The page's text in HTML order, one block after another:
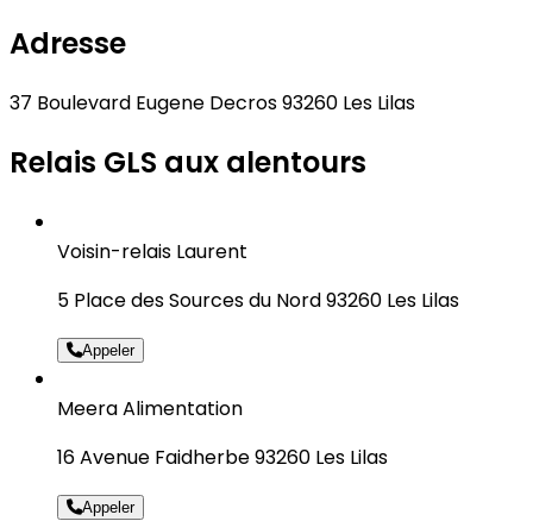
Adresse
37 Boulevard Eugene Decros 93260 Les Lilas
Relais GLS aux alentours
Voisin-relais Laurent
5 Place des Sources du Nord 93260 Les Lilas
Appeler
Meera Alimentation
16 Avenue Faidherbe 93260 Les Lilas
Appeler